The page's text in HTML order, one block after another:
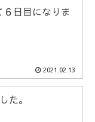
日目になりま
2021.02.13
た。